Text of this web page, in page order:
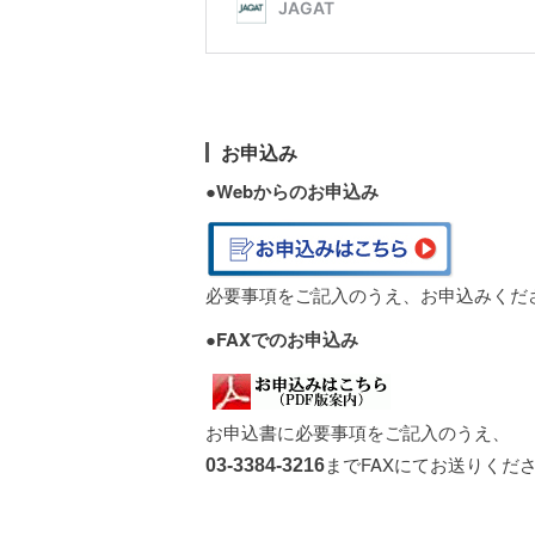
お申込み
●Webからのお申込み
必要事項をご記入のうえ、お申込みくだ
●FAXでのお申込み
お申込書に必要事項をご記入のうえ、
03-3384-3216までFAXにてお送りくださ